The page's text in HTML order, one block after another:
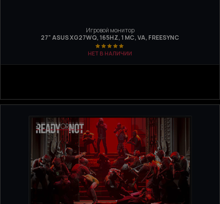
Игровой монитор
27" ASUS XG27WQ, 165HZ, 1 МС, VA, FREESYNC
НЕТ В НАЛИЧИИ